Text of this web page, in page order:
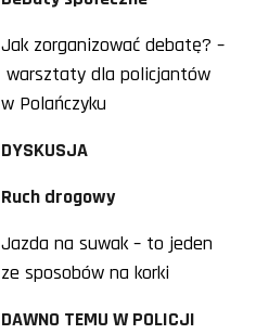
Jak zorganizować debatę? –
warsztaty dla policjantów
w Polańczyku
DYSKUSJA
Ruch drogowy
Jazda na suwak – to jeden
ze sposobów na korki
DAWNO TEMU W POLICJI